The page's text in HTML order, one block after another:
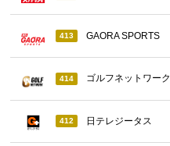
413 GAORA SPORTS
414 ゴルフネットワーク
412 日テレジータス